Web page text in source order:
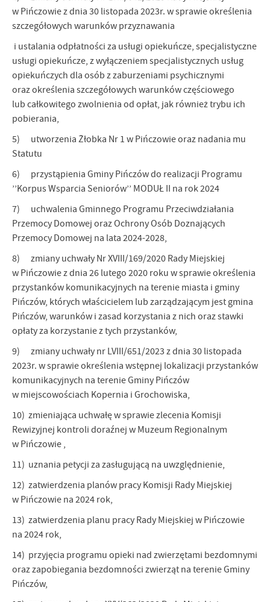
w Pińczowie z dnia 30 listopada 2023r. w sprawie określenia
szczegółowych warunków przyznawania
i ustalania odpłatności za usługi opiekuńcze, specjalistyczne
usługi opiekuńcze, z wyłączeniem specjalistycznych usług
opiekuńczych dla osób z zaburzeniami psychicznymi
oraz określenia szczegółowych warunków częściowego
lub całkowitego zwolnienia od opłat, jak również trybu ich
pobierania,
5) utworzenia Żłobka Nr 1 w Pińczowie oraz nadania mu
Statutu
6) przystąpienia Gminy Pińczów do realizacji Programu
’’Korpus Wsparcia Seniorów’’ MODUŁ II na rok 2024
7) uchwalenia Gminnego Programu Przeciwdziałania
Przemocy Domowej oraz Ochrony Osób Doznających
Przemocy Domowej na lata 2024-2028,
8) zmiany uchwały Nr XVIII/169/2020 Rady Miejskiej
w Pińczowie z dnia 26 lutego 2020 roku w sprawie określenia
przystanków komunikacyjnych na terenie miasta i gminy
Pińczów, których właścicielem lub zarządzającym jest gmina
Pińczów, warunków i zasad korzystania z nich oraz stawki
opłaty za korzystanie z tych przystanków,
9) zmiany uchwały nr LVIII/651/2023 z dnia 30 listopada
2023r. w sprawie określenia wstępnej lokalizacji przystanków
komunikacyjnych na terenie Gminy Pińczów
w miejscowościach Kopernia i Grochowiska,
10) zmieniająca uchwałę w sprawie zlecenia Komisji
Rewizyjnej kontroli doraźnej w Muzeum Regionalnym
w Pińczowie ,
11) uznania petycji za zasługującą na uwzględnienie,
12) zatwierdzenia planów pracy Komisji Rady Miejskiej
w Pińczowie na 2024 rok,
13) zatwierdzenia planu pracy Rady Miejskiej w Pińczowie
na 2024 rok,
14) przyjęcia programu opieki nad zwierzętami bezdomnymi
oraz zapobiegania bezdomności zwierząt na terenie Gminy
Pińczów,